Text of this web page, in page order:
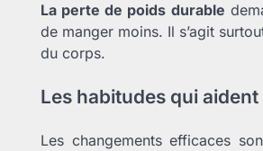
La perte de poids durable
de manger moins. Il s’agit
du corps.
Les habitudes qui
Les changements efficaces